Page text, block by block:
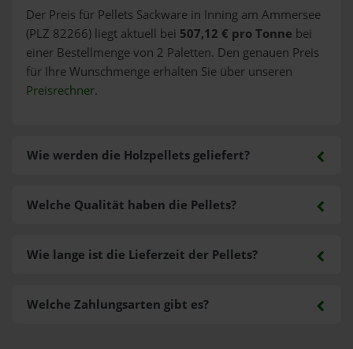
Der Preis für Pellets Sackware in Inning am Ammersee
(PLZ 82266) liegt aktuell bei 507,12 € pro Tonne bei
einer Bestellmenge von 2 Paletten. Den genauen Preis
für Ihre Wunschmenge erhalten Sie über unseren
Preisrechner.
Wie werden die Holzpellets geliefert?
Welche Zahlungsarten gibt es?
Welche Qualität haben die Pellets?
Wie lange ist die Lieferzeit der Pellets?